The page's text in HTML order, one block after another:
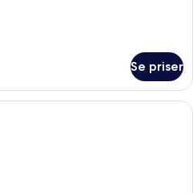
Se priser
Et hotelværelse med seng,